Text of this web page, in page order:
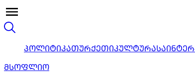
ᲞᲝᲚᲘᲢᲘᲙᲐᲗᲣᲠᲥᲔᲗᲘᲙᲣᲚᲢᲣᲠᲐ
ᲛᲡᲝᲤᲚᲘᲝ